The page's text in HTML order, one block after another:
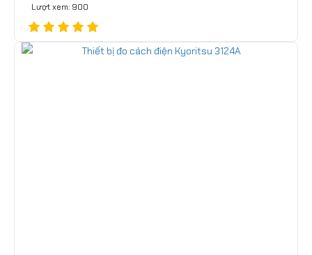
Lượt xem: 900